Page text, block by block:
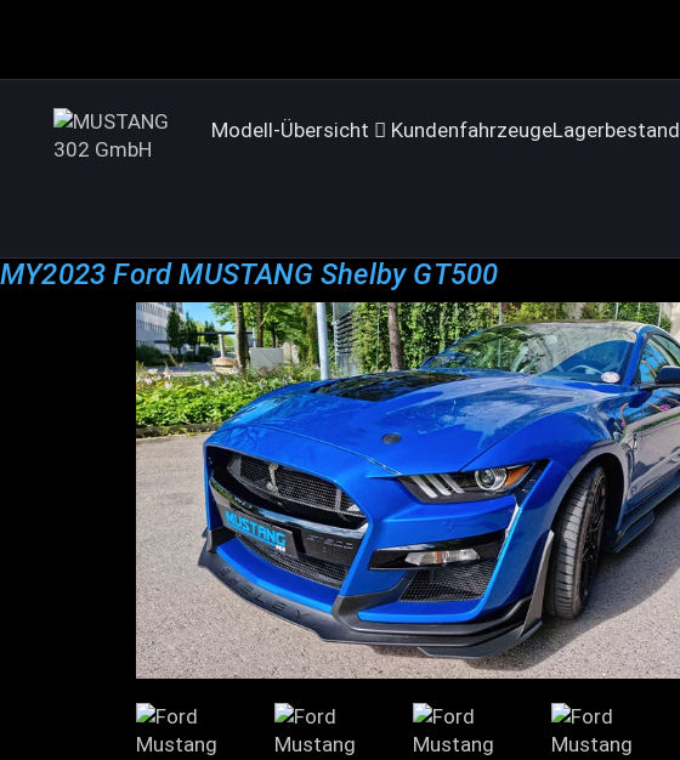
Modell-Übersicht KundenfahrzeugeLagerbestand
MY2023 Ford MUSTANG Shelby GT500